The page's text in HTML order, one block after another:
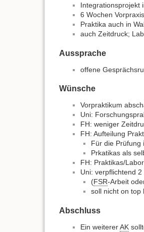
Integrationsprojekt
6 Wochen
Praktika auch in
auch Zeitdruck;
Aussprache
offene
Wünsche
Vorpraktikum
Uni:
FH: weniger
FH: Aufteilung
Für die Prüfung
Prkatikas als
FH: Praktikas/
Uni: verpflichtend
(FSR-Arbeit
soll nicht on top
Abschluss
Ein weitererAK